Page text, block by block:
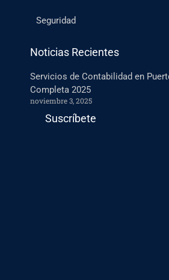
Seguridad
Noticias Recientes
Servicios de Contabilidad en
Completa 2025
noviembre 3, 2025
Suscríbete